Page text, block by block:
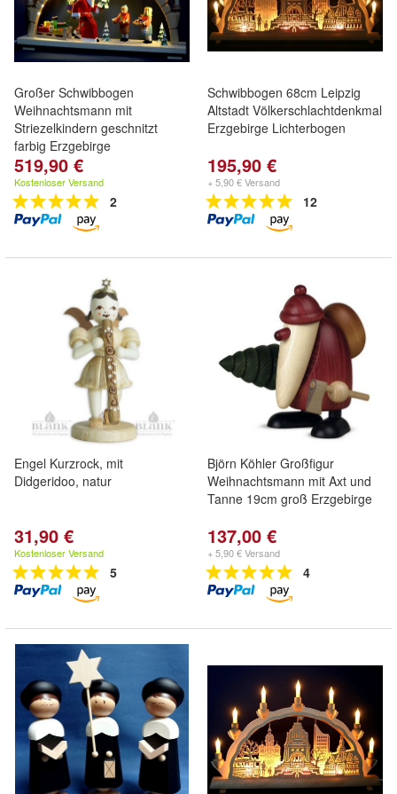
Großer Schwibbogen
Weihnachtsmann mit
Striezelkindern geschnitzt
farbig Erzgebirge
519,90 €
Kostenloser Versand
2
Schwibbogen 68cm Leipzig
Altstadt Völkerschlachtdenkmal
Erzgebirge Lichterbogen
195,90 €
+ 5,90 € Versand
12
Engel Kurzrock, mit
Didgeridoo, natur
31,90 €
Kostenloser Versand
5
Björn Köhler Großfigur
Weihnachtsmann mit Axt und
Tanne 19cm groß Erzgebirge
137,00 €
+ 5,90 € Versand
4